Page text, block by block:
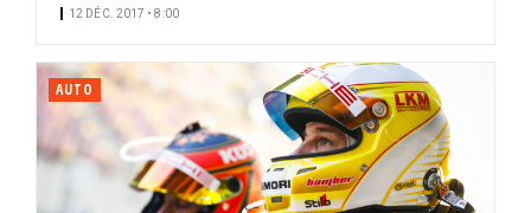
12 DÉC. 2017 • 8:00
AUTO